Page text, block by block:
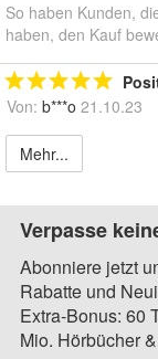
So haben Kunden,
haben, den Kauf
Von: b***o 21.10.23
Mehr...
Verpasse
Abonniere jetzt
Rabatte und
Extra-Bonus: 60
Mio. Hörbücher